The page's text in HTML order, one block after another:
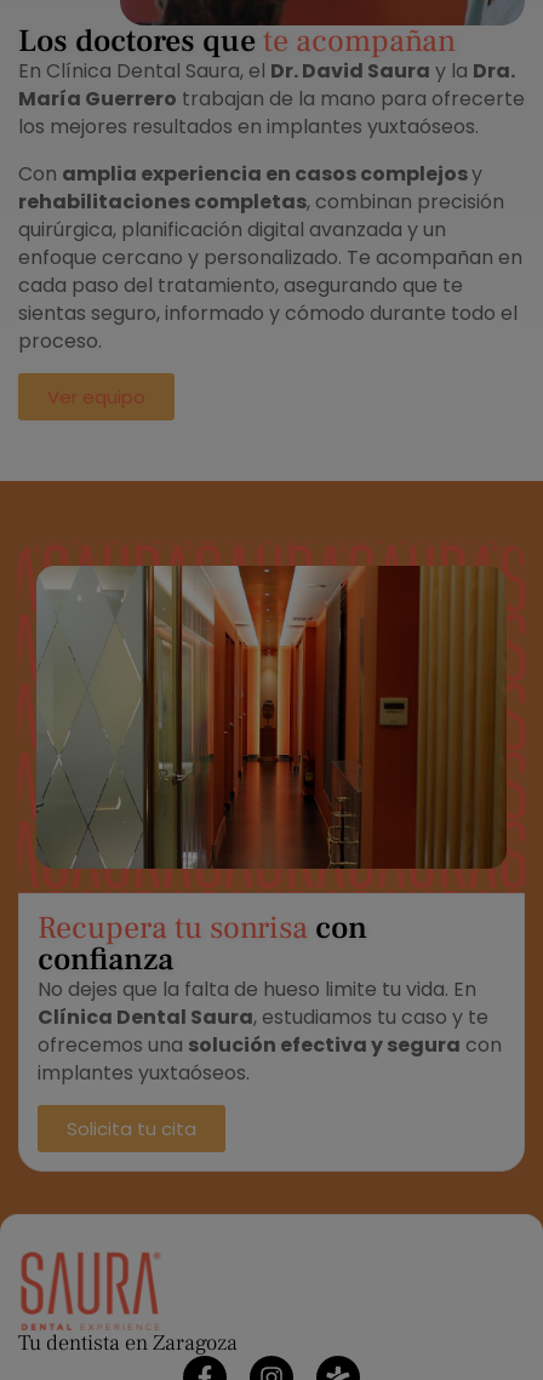
Los doctores quete acompañan
En Clínica Dental Saura, el Dr. David Saura y la Dra.
María Guerrero trabajan de la mano para ofrecerte
los mejores resultados en implantes yuxtaóseos.
Con amplia experiencia en casos complejosy
rehabilitaciones completas, combinan precisión
quirúrgica, planificación digital avanzada y un
enfoque cercano y personalizado. Te acompañan en
cada paso del tratamiento, asegurando que te
sientas seguro, informado y cómodo durante todo el
proceso.
Ver equipo
Recupera tu sonrisa con
confianza
No dejes que la falta de hueso limite tu vida. En
Clínica Dental Saura, estudiamos tu caso y te
ofrecemos una solución efectiva y segura con
implantes yuxtaóseos.
Solicita tu cita
Tu dentista en Zaragoza